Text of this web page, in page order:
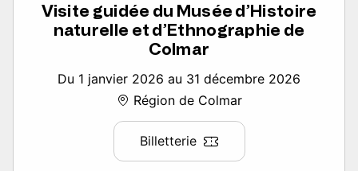
Visite guidée du Musée d’Histoire
naturelle et d’Ethnographie de
Colmar
Du 1 janvier 2026 au 31 décembre 2026
Région de Colmar
Billetterie